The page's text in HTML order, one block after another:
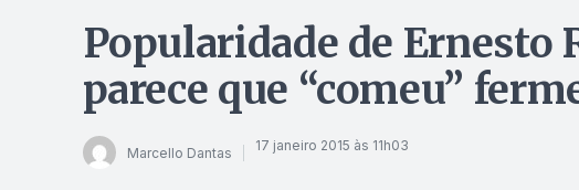
Popularidade de Ernesto
parece que “comeu”
Marcello Dantas 17 janeiro 2015 às 11h03